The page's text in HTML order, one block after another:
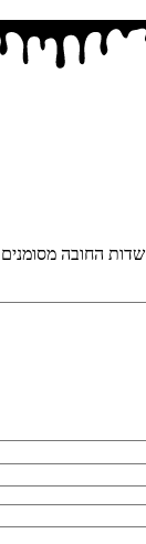
שדות החובה מסומנים